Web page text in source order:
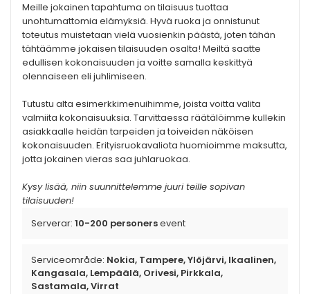
Meille jokainen tapahtuma on tilaisuus tuottaa
unohtumattomia elämyksiä. Hyvä ruoka ja onnistunut
toteutus muistetaan vielä vuosienkin päästä, joten tähän
tähtäämme jokaisen tilaisuuden osalta! Meiltä saatte
edullisen kokonaisuuden ja voitte samalla keskittyä
olennaiseen eli juhlimiseen.
Tutustu alta esimerkkimenuihimme, joista voitta valita
valmiita kokonaisuuksia. Tarvittaessa räätälöimme kullekin
asiakkaalle heidän tarpeiden ja toiveiden näköisen
kokonaisuuden. Erityisruokavaliota huomioimme maksutta,
jotta jokainen vieras saa juhlaruokaa.
Kysy lisää, niin suunnittelemme juuri teille sopivan
tilaisuuden!
Serverar: 10-200 personersevent
Serviceområde: Nokia, Tampere, Ylöjärvi, Ikaalinen,
Kangasala, Lempäälä, Orivesi, Pirkkala,
Sastamala, Virrat